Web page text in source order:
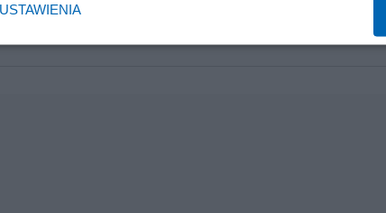
USTAWIENIA